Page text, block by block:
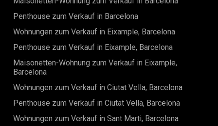
ausgestattetes Fitnessstudio Sichere, begrünte
Spielbereiche für Kinder Energieeffizienz steht im
Mittelpunkt mit Aerothermie, Fußbodenheizung und
hochwertiger Isolierung. Gelegen an einer der begehrtesten
charmante Orte in unmittelbarer Nähe. Preis: 960.000 € Ein
raffinierter mediterraner Rückzugsort — wo jedes Detail Ihre
Lebensqualität verbessert. Der Verkaufspreis enthält keine
Steuern, Notar- oder Registergebühren, Maklerkosten oder
Hypothekenkosten (falls zutreffend).
Penthouse zum Verkauf in Barcelona
Wohnungen zum Verkauf in Eixample, Barcelona
Penthouse zum Verkauf in Eixample, Barcelona
Maisonetten-Wohnung zum Verkauf in Eixample,
Barcelona
Wohnungen zum Verkauf in Ciutat Vella, Barcelona
Penthouse zum Verkauf in Ciutat Vella, Barcelona
Wohnungen zum Verkauf in Sant Marti, Barcelona